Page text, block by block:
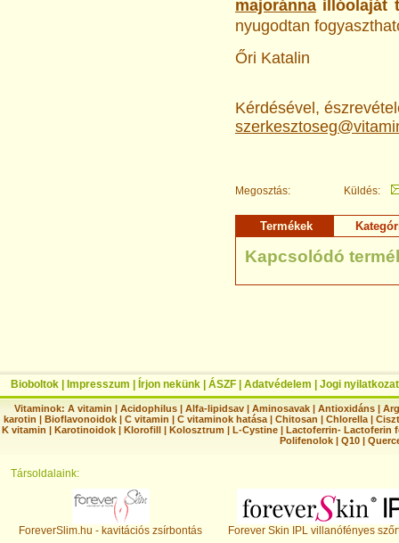
majoránna illóolaját
nyugodtan
Őri Katalin
Kérdésével,
Megosztás: Küldés:
Termékek
Kapcsolódó
Bioboltok Impresszum Írjon nekünk ÁSZF Adatvédelem Jogi nyilatkozat
Vitaminok: A vitamin |Acidophilus |Alfa-lipidsav |Aminosavak |Antioxidáns |
karotin | Bioflavonoidok | C vitamin | C vitaminok hatása | Chitosan | Chlorella |
K vitamin | Karotinoidok | Klorofill | Kolosztrum | L-Cystine | Lactoferrin- Lactoferin
Polifenolok |Q10 |
Társoldalaink:
ForeverSlim.hu - kavitációs zsírbontás Forever Skin IPL villanófényes